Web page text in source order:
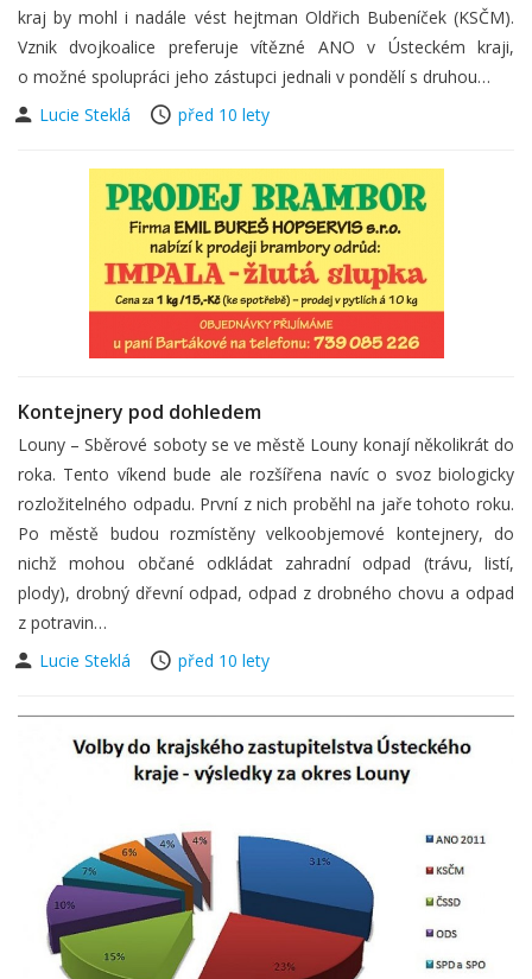
kraj by mohl i nadále vést hejtman Oldřich Bubeníček (KSČM).
Vznik dvojkoalice preferuje vítězné ANO v Ústeckém kraji,
o možné spolupráci jeho zástupci jednali v pondělí s druhou…
Lucie Steklá
před 10 lety
Kontejnery pod dohledem
Louny – Sběrové soboty se ve městě Louny konají několikrát do
roka. Tento víkend bude ale rozšířena navíc o svoz biologicky
rozložitelného odpadu. První z nich proběhl na jaře tohoto roku.
Po městě budou rozmístěny velkoobjemové kontejnery, do
nichž mohou občané odkládat zahradní odpad (trávu, listí,
plody), drobný dřevní odpad, odpad z drobného chovu a odpad
z potravin…
Lucie Steklá
před 10 lety